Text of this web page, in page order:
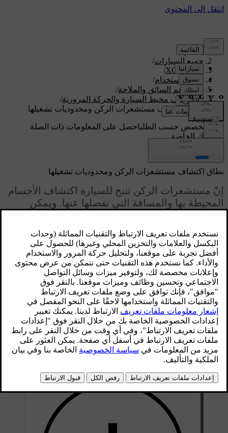
الدعم/
جميع السيارات/
XC60 2027
/
دليل الاستخدام/
نظم دعم السائق والملاحة/
اكتشاف محيط السيارة والحركة المرورية/
نطاق اكتشاف مستشعرات الركن ومحدوديات تشغيلها
دعم مخصص حسب الطلباحصل على المعلومات ذات الصلة
بسيارتك الخاصة.
تسجيل الدخول
محدّث ٢٨‏/١٠‏/٢٠٢٤
نطاق اكتشاف مستشعرات الركن ومحدوديات تشغيلها
إنّ مستشعرات الركن تتيح للسيارة اكتشاف الأجسام
المحيطة بها والمسافة التي تفصلها عنها. ويمكن
تنفيذ مناورة بسرعة منخفضة وضمن مساحة ضيقة،
كما هو الحال أثناء الركن.
إنّ مستشعرات الركن تستخدم الموجات الصوتية لاكتشاف الأجسام
القريبة من السيارة. وتستند طريقة عملها على إرسال نبضات من
الموجات فوق الصوتية التي يمكنها أن ترتد إلى المستشعر عندما
ترتطم بجسم أو عائق ما. وهذا ما يتيح للسيارة تحديد المسافة التي
تفصلها عن العوائق الموجودة ضمن منطقة الاكتشاف.
إنّ المعلومات الواردة من هذه المستشعرات تكون متاحة فقط عند
القيادة بسرعة منخفضة. إنّ هذه المستشعرات توفر معلومات حول
المسافة عندما يكون عرض الركن ظاهرًا في شاشة العرض.